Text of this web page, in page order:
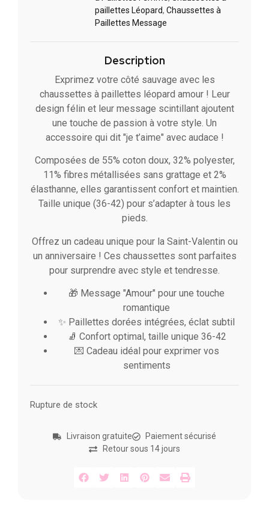
paillettes Léopard, Chaussettes à
Paillettes Message​
Description
Exprimez votre côté sauvage avec les
chaussettes à paillettes léopard amour ! Leur
design félin et leur message scintillant ajoutent
une touche de passion à votre style. Un
accessoire qui dit "je t’aime" avec audace !
Composées de 55% coton doux, 32% polyester,
11% fibres métallisées sans grattage et 2%
élasthanne, elles garantissent confort et maintien.
Taille unique (36-42) pour s’adapter à tous les
pieds.
Offrez un cadeau unique pour la Saint-Valentin ou
un anniversaire ! Ces chaussettes sont parfaites
pour surprendre avec style et tendresse.
🎁 Message "Amour" pour une touche
romantique
✨ Paillettes dorées intégrées, éclat subtil
🧦 Confort optimal, taille unique 36-42
💌 Cadeau idéal pour exprimer vos
sentiments
Rupture de stock
Livraison gratuite
Paiement sécurisé
Retour sous 14 jours